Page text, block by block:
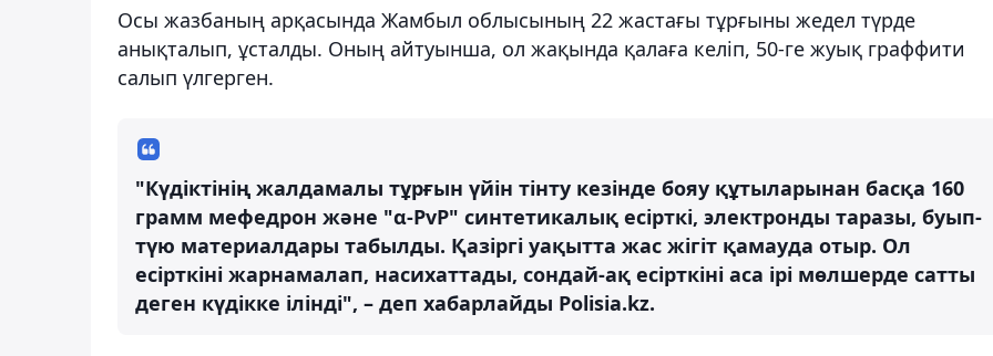
Осы жазбаның арқасында Жамбыл облысының 22 жастағы тұрғыны жедел түрде
анықталып, ұсталды. Оның айтуынша, ол жақында қалаға келіп, 50-ге жуық граффити
салып үлгерген.
"Күдіктінің жалдамалы тұрғын үйін тінту кезінде бояу құтыларынан басқа 160
грамм мефедрон және "α-PvP" синтетикалық есірткі, электронды таразы, буып-
түю материалдары табылды. Қазіргі уақытта жас жігіт қамауда отыр. Ол
есірткіні жарнамалап, насихаттады, сондай-ақ есірткіні аса ірі мөлшерде сатты
деген күдікке ілінді", – деп хабарлайды Polisia.kz.